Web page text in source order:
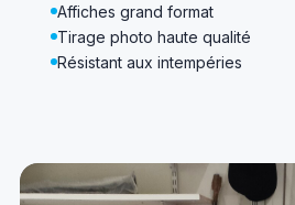
Affiches grand format
Tirage photo haute qualité
Résistant aux intempéries